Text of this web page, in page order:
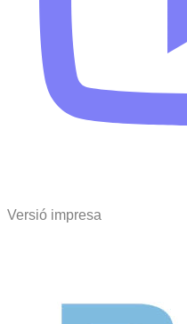
Versió impresa